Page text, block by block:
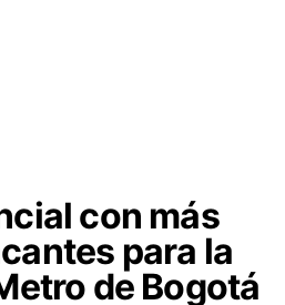
con más
para la
de Bogotá